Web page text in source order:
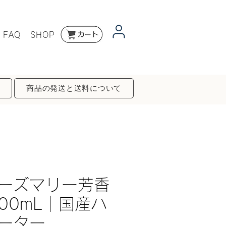
FAQ SHOP
商品の発送と送料について
ズマリー芳香
｜国産ハ